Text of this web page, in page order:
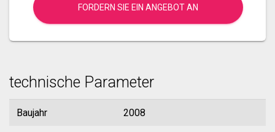
FORDERN SIE EIN ANGEBOT AN
technische Parameter
Baujahr 2008